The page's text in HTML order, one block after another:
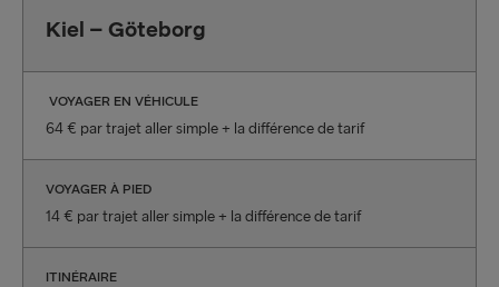
Kiel – Göteborg
VOYAGER EN VÉHICULE
64 € par trajet aller simple + la différence de tarif
VOYAGER À PIED
14 € par trajet aller simple + la différence de tarif
ITINÉRAIRE